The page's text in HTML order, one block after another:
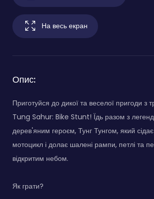
На весь екран
Опис:
Приготуйся до дикої та веселої пригоди з
Tung Sahur: Bike Stunt! Їдь разом з
дерев'яним героєм, Тунг Тунгом, який сідає
мотоцикл і долає шалені рампи, петлі та
відкритим небом.
Як грати?